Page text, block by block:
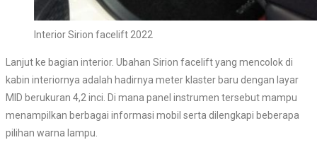
Interior Sirion facelift 2022
Lanjut ke bagian interior. Ubahan Sirion facelift yang mencolok di
kabin interiornya adalah hadirnya meter klaster baru dengan layar
MID berukuran 4,2 inci. Di mana panel instrumen tersebut mampu
menampilkan berbagai informasi mobil serta dilengkapi beberapa
pilihan warna lampu.